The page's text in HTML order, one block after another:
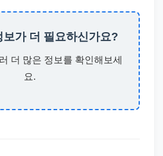
보가 더 필요하신가요?
더 많은 정보를 확인해보세
요.